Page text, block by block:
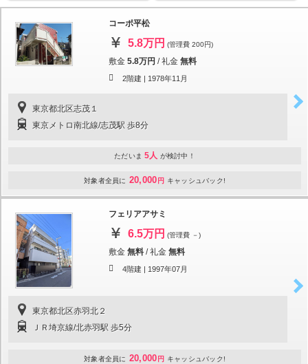
コーポ平松
5.8万円 (管理費 200円)
敷金 5.8万円 /礼金 無料
2階建 | 1978年11月
東京都北区志茂１
東京メトロ南北線/志茂駅 歩8分
ただいま 5人 が検討中！
対象者全員に 20,000 円 キャッシュバック!
フェリアアサミ
6.5万円 (管理費 －)
敷金 無料 /礼金 無料
4階建 | 1997年07月
東京都北区赤羽北２
ＪＲ埼京線/北赤羽駅 歩5分
対象者全員に 20,000 円 キャッシュバック!